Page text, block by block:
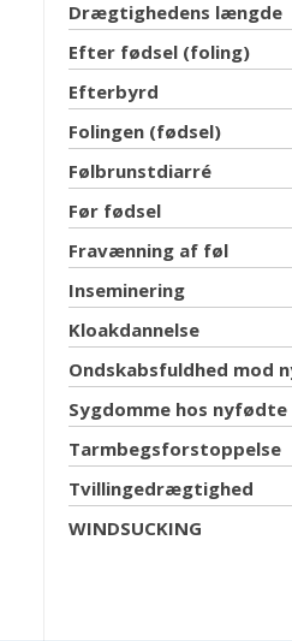
Drægtighedens længde
Efter fødsel (foling)
Efterbyrd
Folingen (fødsel)
Følbrunstdiarré
Før fødsel
Fravænning af føl
Inseminering
Kloakdannelse
Ondskabsfuldhed mod
Sygdomme hos
Tarmbegsforstoppelse
Tvillingedrægtighed
WINDSUCKING